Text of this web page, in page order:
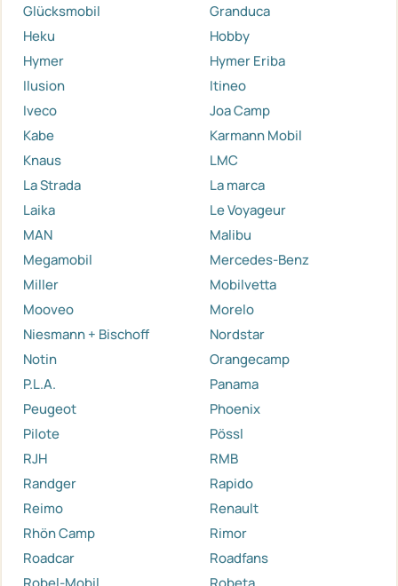
Glücksmobil
Granduca
Heku
Hobby
Hymer
Hymer Eriba
Ilusion
Itineo
Iveco
Joa Camp
Kabe
Karmann Mobil
Knaus
LMC
La Strada
La marca
Laika
Le Voyageur
MAN
Malibu
Megamobil
Mercedes-Benz
Miller
Mobilvetta
Mooveo
Morelo
Niesmann + Bischoff
Nordstar
Notin
Orangecamp
P.L.A.
Panama
Peugeot
Phoenix
Pilote
Pössl
RJH
RMB
Randger
Rapido
Reimo
Renault
Rhön Camp
Rimor
Roadcar
Roadfans